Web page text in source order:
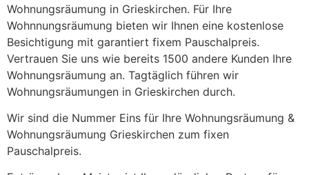
Wohnungsräumung in Grieskirchen. Für Ihre
Wohnnungsräumung bieten wir Ihnen eine kostenlose
Besichtigung mit garantiert fixem Pauschalpreis.
Vertrauen Sie uns wie bereits 1500 andere Kunden Ihre
Wohnungsräumung an. Tagtäglich führen wir
Wohnungsräumungen in Grieskirchen durch.
Wir sind die Nummer Eins für Ihre Wohnungsräumung &
Wohnungsräumung Grieskirchen zum fixen
Pauschalpreis.